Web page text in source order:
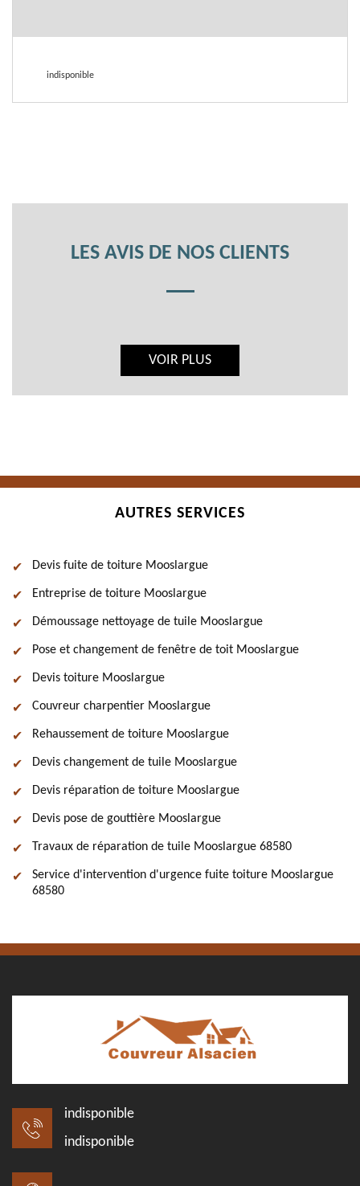
indisponible
LES AVIS DE NOS CLIENTS
VOIR PLUS
AUTRES SERVICES
Devis fuite de toiture Mooslargue
Entreprise de toiture Mooslargue
Démoussage nettoyage de tuile Mooslargue
Pose et changement de fenêtre de toit Mooslargue
Devis toiture Mooslargue
Couvreur charpentier Mooslargue
Rehaussement de toiture Mooslargue
Devis changement de tuile Mooslargue
Devis réparation de toiture Mooslargue
Devis pose de gouttière Mooslargue
Travaux de réparation de tuile Mooslargue 68580
Service d'intervention d'urgence fuite toiture Mooslargue
68580
indisponible
indisponible